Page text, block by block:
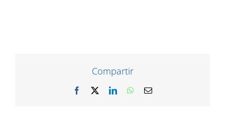
Compartir
Facebook LinkedInWhatsApp
Correo